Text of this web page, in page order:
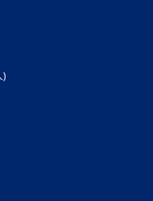
)